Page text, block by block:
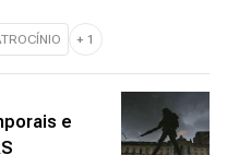
+ 1
e